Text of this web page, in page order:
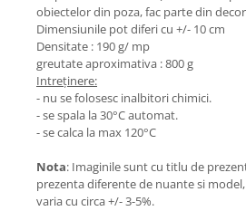
obiectelor din poza, fac parte din
Dimensiunile pot diferi cu +/- 10 cm
Densitate : 190 g/ mp
greutate aproximativa : 800 g
Intreținere:
- nu se folosesc inalbitori chimici.
- se spala la 30°C automat.
- se calca la max 120°C
Nota: Imaginile sunt cu titlu de
prezenta diferente de nuante si
varia cu circa +/- 3-5%.